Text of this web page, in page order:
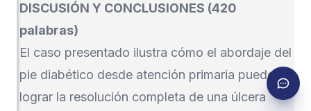
DISCUSIÓN Y CONCLUSIONES (420
palabras)
El caso presentado ilustra cómo el abordaje del
pie diabético desde atención primaria puede
lograr la resolución completa de una úlcera